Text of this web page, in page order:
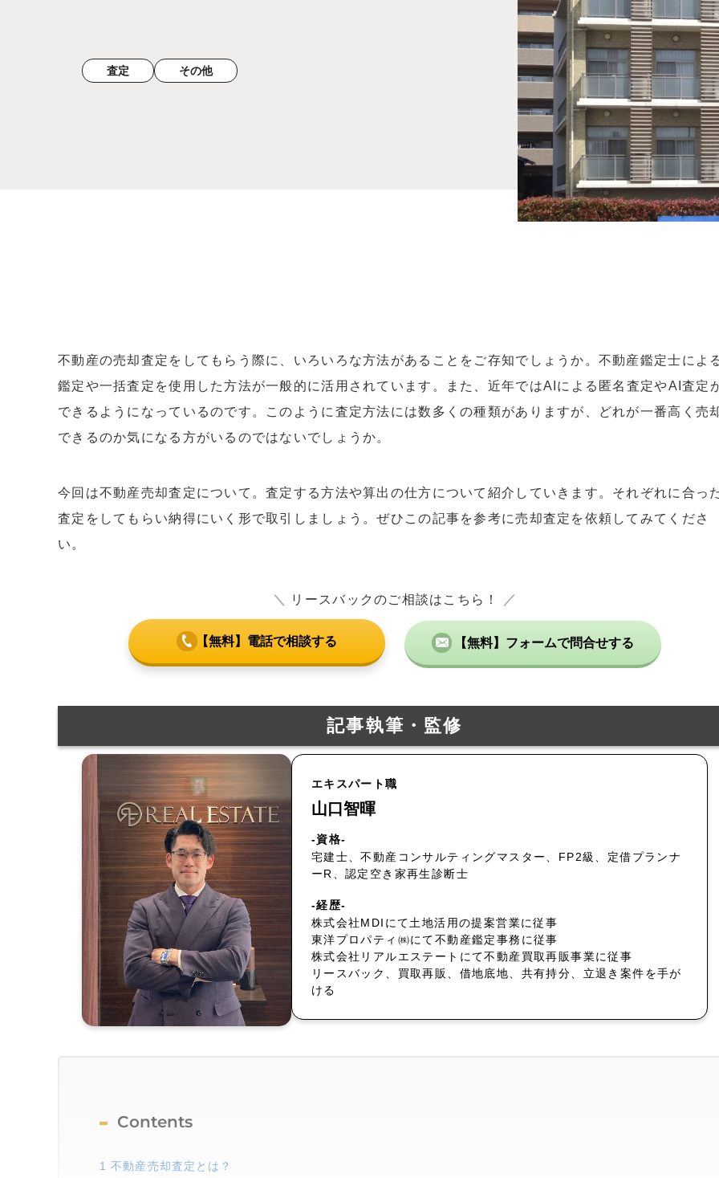
査定 その他
不動産の売却査定をしてもらう際に、いろいろな方法があることをご存知でしょうか。不動産鑑定士によ
鑑定や一括査定を使用した方法が一般的に活用されています。また、近年ではAIによる匿名査定やAI査定
できるようになっているのです。このように査定方法には数多くの種類がありますが、どれが一番高く売
できるのか気になる方がいるのではないでしょうか。
今回は不動産売却査定について。査定する方法や算出の仕方について紹介していきます。それぞれに合っ
査定をしてもらい納得にいく形で取引しましょう。ぜひこの記事を参考に売却査定を依頼してみてくださ
い。
＼ リースバックのご相談はこちら！ ／
【無料】電話で相談する 【無料】フォームで問合せする
記事執筆・監修
エキスパート職
山口智暉
-資格-
宅建士、不動産コンサルティングマスター、FP2級、定借プランナ
ーR、認定空き家再生診断士
-経歴-
株式会社MDIにて土地活用の提案営業に従事
東洋プロパティ㈱にて不動産鑑定事務に従事
株式会社リアルエステートにて不動産買取再販事業に従事
リースバック、買取再販、借地底地、共有持分、立退き案件を手が
ける
Contents
1 不動産売却査定とは？